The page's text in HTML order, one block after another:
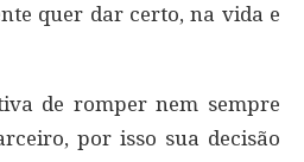
quer dar certo, na vida e
de romper nem sempre
por isso sua decisão